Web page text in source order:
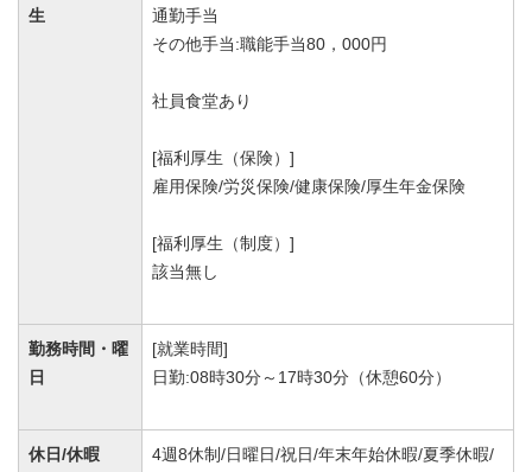
生
通勤手当
その他手当:職能手当80，000円
社員食堂あり
[福利厚生（保険）]
雇用保険/労災保険/健康保険/厚生年金保険
[福利厚生（制度）]
該当無し
勤務時間・曜
日
[就業時間]
日勤:08時30分～17時30分（休憩60分）
休日/休暇
4週8休制/日曜日/祝日/年末年始休暇/夏季休暇/